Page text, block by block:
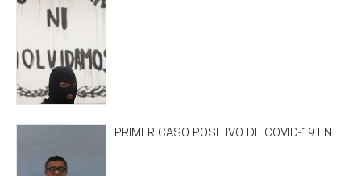
PRIMER CASO POSITIVO DE COVID-19 EN